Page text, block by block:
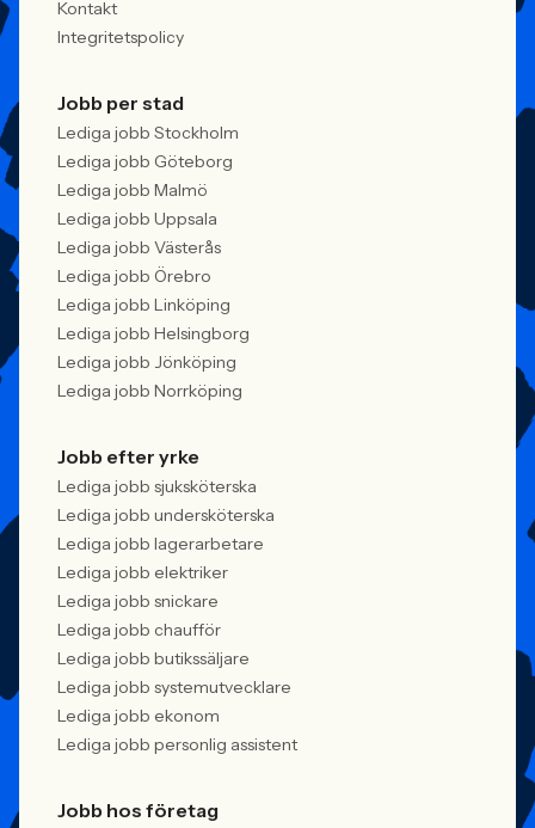
Kontakt
Integritetspolicy
Jobb per stad
Lediga jobb Stockholm
Lediga jobb Göteborg
Lediga jobb Malmö
Lediga jobb Uppsala
Lediga jobb Västerås
Lediga jobb Örebro
Lediga jobb Linköping
Lediga jobb Helsingborg
Lediga jobb Jönköping
Lediga jobb Norrköping
Jobb efter yrke
Lediga jobb sjuksköterska
Lediga jobb undersköterska
Lediga jobb lagerarbetare
Lediga jobb elektriker
Lediga jobb snickare
Lediga jobb chaufför
Lediga jobb butikssäljare
Lediga jobb systemutvecklare
Lediga jobb ekonom
Lediga jobb personlig assistent
Jobb hos företag